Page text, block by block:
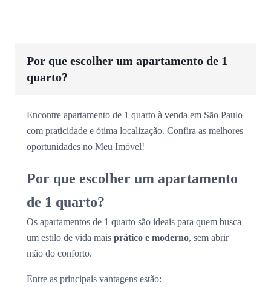
Por que escolher um apartamento de 1
quarto?
Encontre apartamento de 1 quarto à venda em São Paulo
com praticidade e ótima localização. Confira as melhores
oportunidades no Meu Imóvel!
Por que escolher um apartamento
de 1 quarto?
Os apartamentos de 1 quarto são ideais para quem busca
um estilo de vida mais prático e moderno, sem abrir
mão do conforto.
Entre as principais vantagens estão: